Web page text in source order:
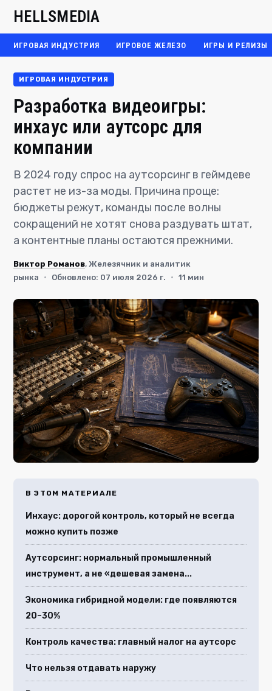
HELLSMEDIA
ИГРОВАЯ ИНДУСТРИЯ ИГРОВОЕ ЖЕЛЕЗО ИГРЫ И РЕЛИЗЫ
ИГРОВАЯ ИНДУСТРИЯ
Разработка видеоигры:
инхаус или аутсорс для
компании
В 2024 году спрос на аутсорсинг в геймдеве
растет не из-за моды. Причина проще:
бюджеты режут, команды после волны
сокращений не хотят снова раздувать штат,
а контентные планы остаются прежними.
Виктор Романов, Железячник и аналитик
рынка
· Обновлено: 07 июля 2026 г. · 11 мин
В ЭТОМ МАТЕРИАЛЕ
Инхаус: дорогой контроль, который не всегда
можно купить позже
Аутсорсинг: нормальный промышленный
инструмент, а не «дешевая замена...
Экономика гибридной модели: где появляются
20–30%
Контроль качества: главный налог на аутсорс
Что нельзя отдавать наружу